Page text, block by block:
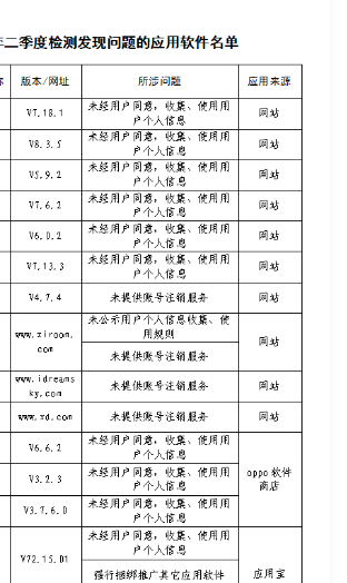
同意通讯云服务条款和通讯云隐私政策
提交